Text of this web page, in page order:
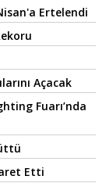
Ertelendi
Açacak
Fuarı’nda
Etti